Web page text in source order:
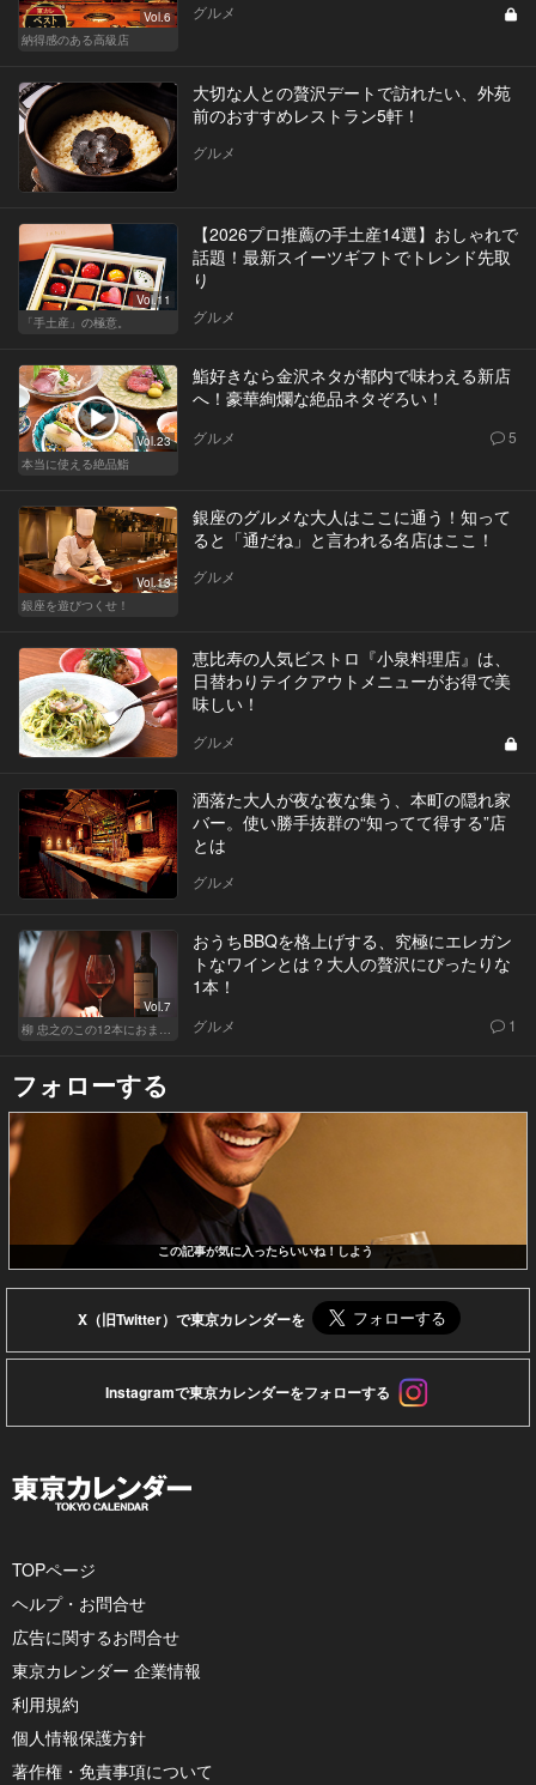
Vol.6
納得感のある高級店
グルメ
大切な人との贅沢デートで訪れたい、外苑
前のおすすめレストラン5軒！
グルメ
Vol.11
「手土産」の極意。
【2026プロ推薦の手土産14選】おしゃれで
話題！最新スイーツギフトでトレンド先取
り
グルメ
Vol.23
本当に使える絶品鮨
鮨好きなら金沢ネタが都内で味わえる新店
へ！豪華絢爛な絶品ネタぞろい！
グルメ 5
Vol.13
銀座を遊びつくせ！
銀座のグルメな大人はここに通う！知って
ると「通だね」と言われる名店はここ！
グルメ
恵比寿の人気ビストロ『小泉料理店』は、
日替わりテイクアウトメニューがお得で美
味しい！
グルメ
洒落た大人が夜な夜な集う、本町の隠れ家
バー。使い勝手抜群の“知ってて得する”店
とは
グルメ
Vol.7
おうちBBQを格上げする、究極にエレガン
トなワインとは？大人の贅沢にぴったりな
1本！
グルメ 1
フォローする
この記事が気に入ったらいいね！しよう
X（旧Twitter）で東京カレンダーを
Instagramで東京カレンダーをフォローする
TOPページ
ヘルプ・お問合せ
広告に関するお問合せ
東京カレンダー 企業情報
利用規約
個人情報保護方針
著作権・免責事項について